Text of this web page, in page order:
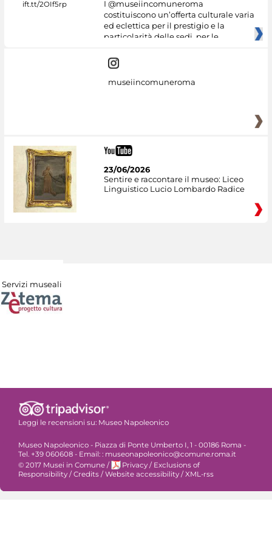
I @museiincomuneroma
costituiscono un’offerta culturale varia
ed eclettica per il prestigio e la
particolarità delle sedi, per le
museiincomuneroma
23/06/2026
Sentire e raccontare il museo: Liceo
Linguistico Lucio Lombardo Radice
Servizi museali
Leggi le recensioni su: Museo Napoleonico
Museo Napoleonico - Piazza di Ponte Umberto I, 1 - 00186 Roma -
Tel. +39 060608 - Email: : museonapoleonico@comune.roma.it
© 2017 Musei in Comune / Privacy / Exclusions of
Responsibility / Credits / Website accessibility / XML-rss